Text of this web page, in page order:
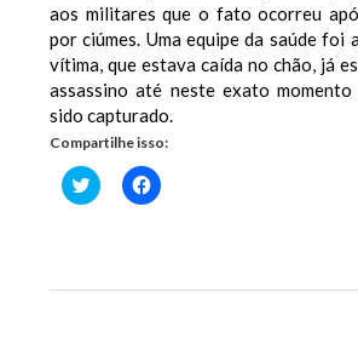
aos militares que o fato ocorreu
por ciúmes. Uma equipe da saúde foi
vítima, que estava caída no chão, já
assassino até neste exato
sido capturado.
Compartilhe isso:
Clique
para
janela)
Clique
para
janela)